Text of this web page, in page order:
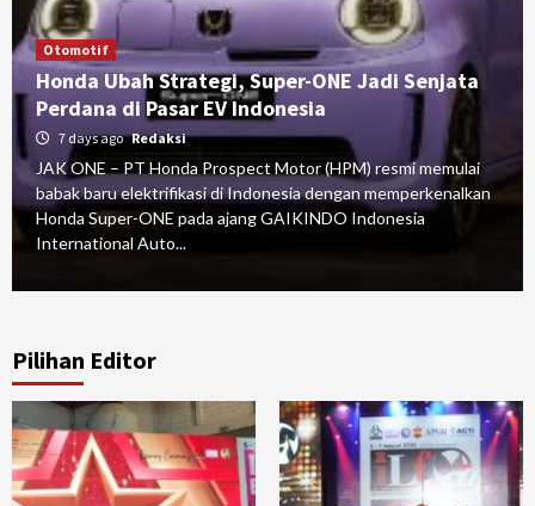
Otomotif
Honda Ubah Strategi, Super-ONE Jadi Senjata
Perdana di Pasar EV Indonesia
7 days ago Redaksi
JAK ONE – PT Honda Prospect Motor (HPM) resmi memulai
babak baru elektrifikasi di Indonesia dengan memperkenalkan
Honda Super-ONE pada ajang GAIKINDO Indonesia
International Auto...
Pilihan Editor